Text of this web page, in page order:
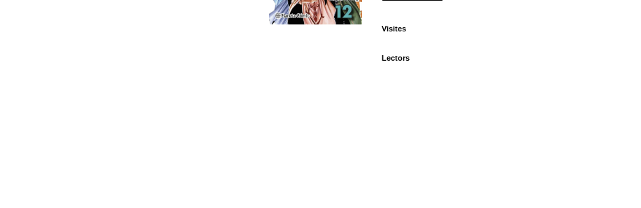
Visites
Lectors